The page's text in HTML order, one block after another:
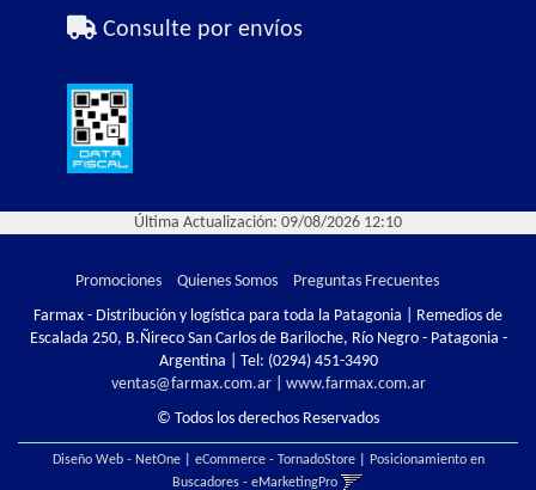
Consulte por envíos
Última Actualización: 09/08/2026 12:10
Promociones Quienes Somos
Preguntas Frecuentes
Farmax - Distribución y logística para toda la Patagonia | Remedios de
Escalada 250, B.Ñireco San Carlos de Bariloche, Río Negro - Patagonia -
Argentina | Tel: (0294) 451-3490
ventas@farmax.com.ar| www.farmax.com.ar
© Todos los derechos Reservados
Diseño Web - NetOne| eCommerce - TornadoStore|
Posicionamiento en
Buscadores - eMarketingPro